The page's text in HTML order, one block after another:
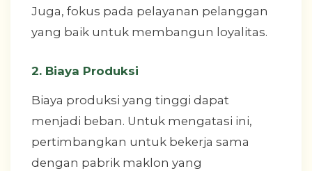
Juga, fokus pada pelayanan pelanggan
yang baik untuk membangun loyalitas.
2. Biaya Produksi
Biaya produksi yang tinggi dapat
menjadi beban. Untuk mengatasi ini,
pertimbangkan untuk bekerja sama
dengan pabrik maklon yang